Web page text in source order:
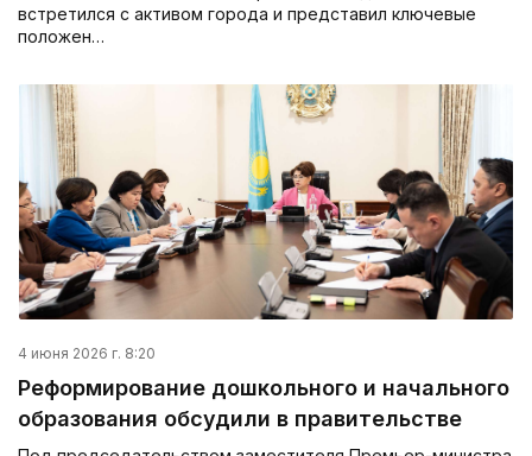
встретился с активом города и представил ключевые
положен…
4 июня 2026 г. 8:20
Реформирование дошкольного и начального
образования обсудили в правительстве